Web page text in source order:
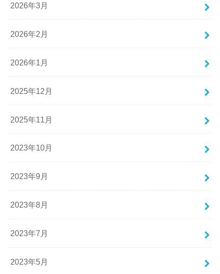
2026年3月
2026年2月
2026年1月
2025年12月
2025年11月
2023年10月
2023年9月
2023年8月
2023年7月
2023年5月